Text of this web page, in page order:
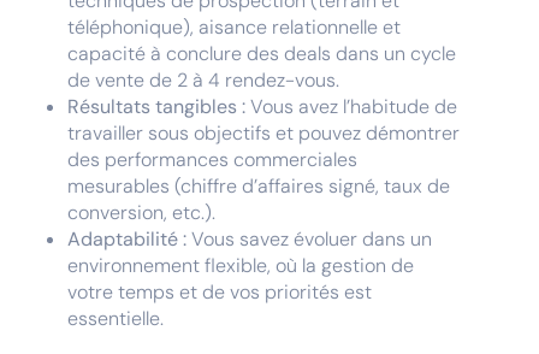
téléphonique), aisance relationnelle et
capacité à conclure des deals dans un cycle
de vente de 2 à 4 rendez-vous.
Résultats tangibles :Vous avez l’habitude de
travailler sous objectifs et pouvez démontrer
des performances commerciales
mesurables (chiffre d’affaires signé, taux de
conversion, etc.).
Adaptabilité :Vous savez évoluer dans un
environnement flexible, où la gestion de
votre temps et de vos priorités est
essentielle.